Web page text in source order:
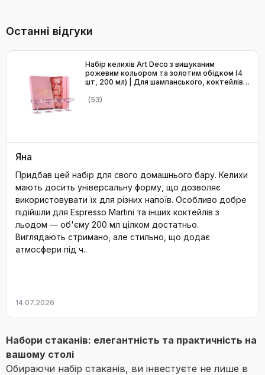
для бару Speakeasy
Останні відгуки
Набір келихів Art Deco з вишуканим
рожевим кольором та золотим обідком (4
шт, 200 мл) | Для шампанського, коктейлів
Скляні чаші для бару Speakeasy
(53)
Яна
Придбав цей набір для свого домашнього бару. Келихи
мають досить універсальну форму, що дозволяє
використовувати їх для різних напоїв. Особливо добре
підійшли для Espresso Martini та інших коктейлів з
льодом — об'єму 200 мл цілком достатньо.
Виглядають стримано, але стильно, що додає
атмосфери під ч..
14.07.2026
Набори стаканів: елегантність та практичність на
вашому столі
Обираючи набір стаканів, ви інвестуєте не лише в